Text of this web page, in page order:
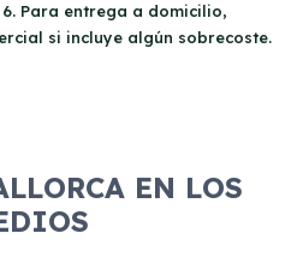
Para entrega a domicilio,
si incluye algún sobrecoste.
EN LOS